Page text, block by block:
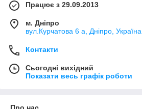
Працює з 29.09.2013
м. Дніпро
вул.Курчатова 6 а, Дніпро, Україна
Контакти
Сьогодні вихідний
Показати весь графік роботи